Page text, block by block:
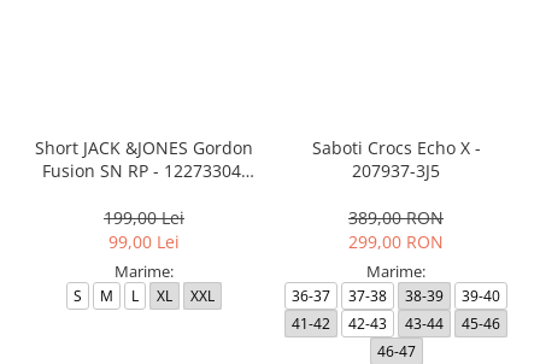
Short JACK &JONES Gordon
Fusion SN RP - 12273304-
199,00 Lei
99,00 Lei
Marime:
S M L XL XXL
Saboti Crocs Echo X -
207937-3J5
389,00 RON
299,00 RON
Marime:
36-37 37-38 38-39
39-40
41-42
42-43 43-44
45-46
46-47